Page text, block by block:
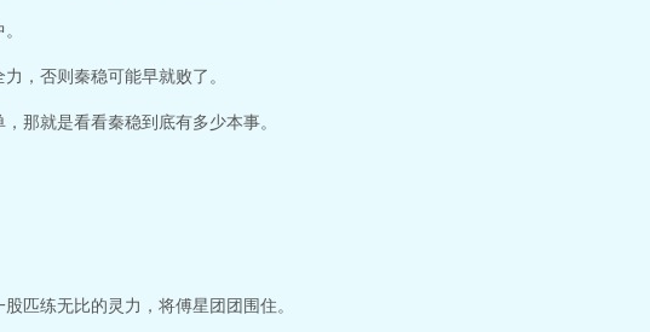
，否则秦稳可能早就败了。
那就是看看秦稳到底有多少本事。
匹练无比的灵力，将傅星团团围住。